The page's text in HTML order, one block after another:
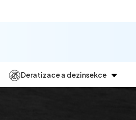
Deratizace a dezinsekce